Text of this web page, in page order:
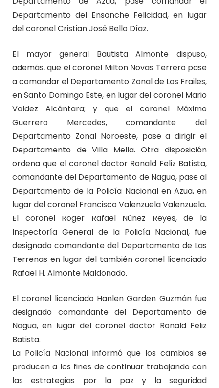
Departamento del Ensanche Felicidad, en lugar
del coronel Cristian José Bello Díaz.
El mayor general Bautista Almonte dispuso,
además, que el coronel Milton Novas Terrero pase
a comandar el Departamento Zonal de Los Frailes,
en Santo Domingo Este, en lugar del coronel Mario
Valdez Alcántara; y que el coronel Máximo
Guerrero Mercedes, comandante del
Departamento Zonal Noroeste, pase a dirigir el
Departamento de Villa Mella. Otra disposición
ordena que el coronel doctor Ronald Feliz Batista,
comandante del Departamento de Nagua, pase al
Departamento de la Policía Nacional en Azua, en
lugar del coronel Francisco Valenzuela Valenzuela.
El coronel Roger Rafael Núñez Reyes, de la
Inspectoría General de la Policía Nacional, fue
designado comandante del Departamento de Las
Terrenas en lugar del también coronel licenciado
Rafael H. Almonte Maldonado.
El coronel licenciado Hanlen Garden Guzmán fue
designado comandante del Departamento de
Nagua, en lugar del coronel doctor Ronald Feliz
Batista.
La Policía Nacional informó que los cambios se
producen a los fines de continuar trabajando con
las estrategias por la paz y la seguridad